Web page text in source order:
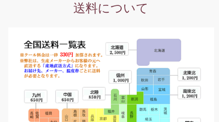
送料について